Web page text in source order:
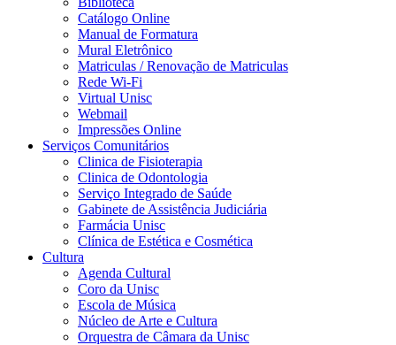
Catálogo Online
Manual de Formatura
Mural Eletrônico
Matriculas / Renovação de Matriculas
Rede Wi-Fi
Virtual Unisc
Webmail
Impressões Online
Serviços Comunitários
Clinica de Fisioterapia
Clinica de Odontologia
Serviço Integrado de Saúde
Gabinete de Assistência Judiciária
Farmácia Unisc
Clínica de Estética e Cosmética
Cultura
Agenda Cultural
Coro da Unisc
Escola de Música
Núcleo de Arte e Cultura
Orquestra de Câmara da Unisc